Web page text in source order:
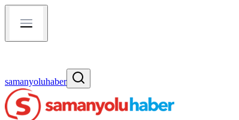
samanyoluhaber